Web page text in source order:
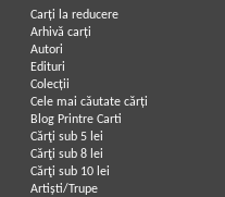
Carți la reducere
Arhivă carți
Autori
Edituri
Colecții
Cele mai căutate cărți
Blog Printre Carti
Cărţi sub 5 lei
Cărţi sub 8 lei
Cărţi sub 10 lei
Artiști/Trupe